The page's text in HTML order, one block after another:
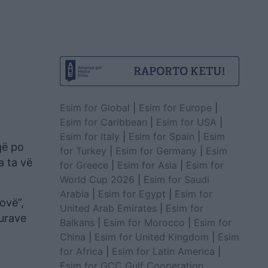
po
ta vë
Esim for Global Esim for Europe
Esim for Caribbean
Esim for USA
Esim for Italy
Esim for Spain
Esim
for Turkey
Esim for Germany
Esim
for Greece
Esim for Asia
Esim for
World Cup 2026
Esim for Saudi
Arabia
Esim for Egypt
Esim for
United Arab Emirates
Esim for
Balkans
Esim for Morocco
Esim for
China
Esim for United Kingdom
Esim
for Africa
Esim for Latin America
Esim for GCC Gulf Cooperation